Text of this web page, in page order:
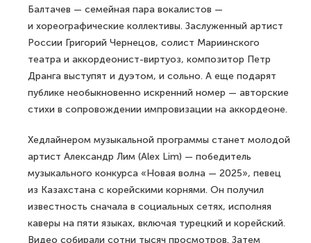
Балтачев — семейная пара вокалистов —
и хореографические коллективы. Заслуженный артист
России Григорий Чернецов, солист Мариинского
театра и аккордеонист-виртуоз, композитор Петр
Дранга выступят и дуэтом, и сольно. А еще подарят
публике необыкновенно искренний номер — авторские
стихи в сопровождении импровизации на аккордеоне.
Хедлайнером музыкальной программы станет молодой
артист Александр Лим (Alex Lim) — победитель
музыкального конкурса «Новая волна — 2025», певец
из Казахстана с корейскими корнями. Он получил
известность сначала в социальных сетях, исполняя
каверы на пяти языках, включая турецкий и корейский.
Видео собирали сотни тысяч просмотров. Затем